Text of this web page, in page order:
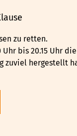
zu retten.
bis 20.15 Uhr die
zuviel hergestellt